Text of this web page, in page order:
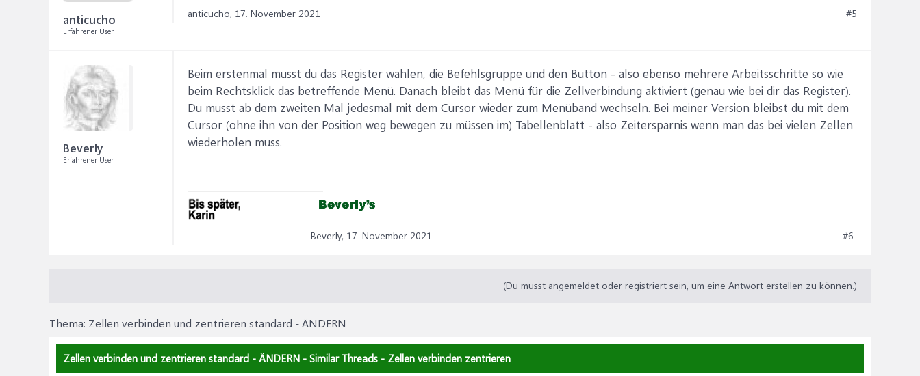
anticucho
Erfahrener User
anticucho, 17. November 2021 #5
Beverly
Erfahrener User
Beim erstenmal musst du das Register wählen, die Befehlsgruppe und den Button - also ebenso mehrere Arbeitsschritte so wie
beim Rechtsklick das betreffende Menü. Danach bleibt das Menü für die Zellverbindung aktiviert (genau wie bei dir das Register).
Du musst ab dem zweiten Mal jedesmal mit dem Cursor wieder zum Menüband wechseln. Bei meiner Version bleibst du mit dem
Cursor (ohne ihn von der Position weg bewegen zu müssen im) Tabellenblatt - also Zeitersparnis wenn man das bei vielen Zellen
wiederholen muss.
Beverly, 17. November 2021 #6
(Du musst angemeldet oder registriert sein, um eine Antwort erstellen zu können.)
Thema: Zellen verbinden und zentrieren standard - ÄNDERN
Zellen verbinden und zentrieren standard - ÄNDERN - Similar Threads - Zellen verbinden zentrieren